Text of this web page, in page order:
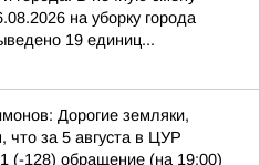
на уборку города
19 единиц...
Дорогие земляки,
за 5 августа в ЦУР
(-128) обращение (на 19:00)